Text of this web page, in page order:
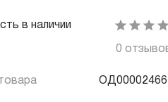
в наличии
0